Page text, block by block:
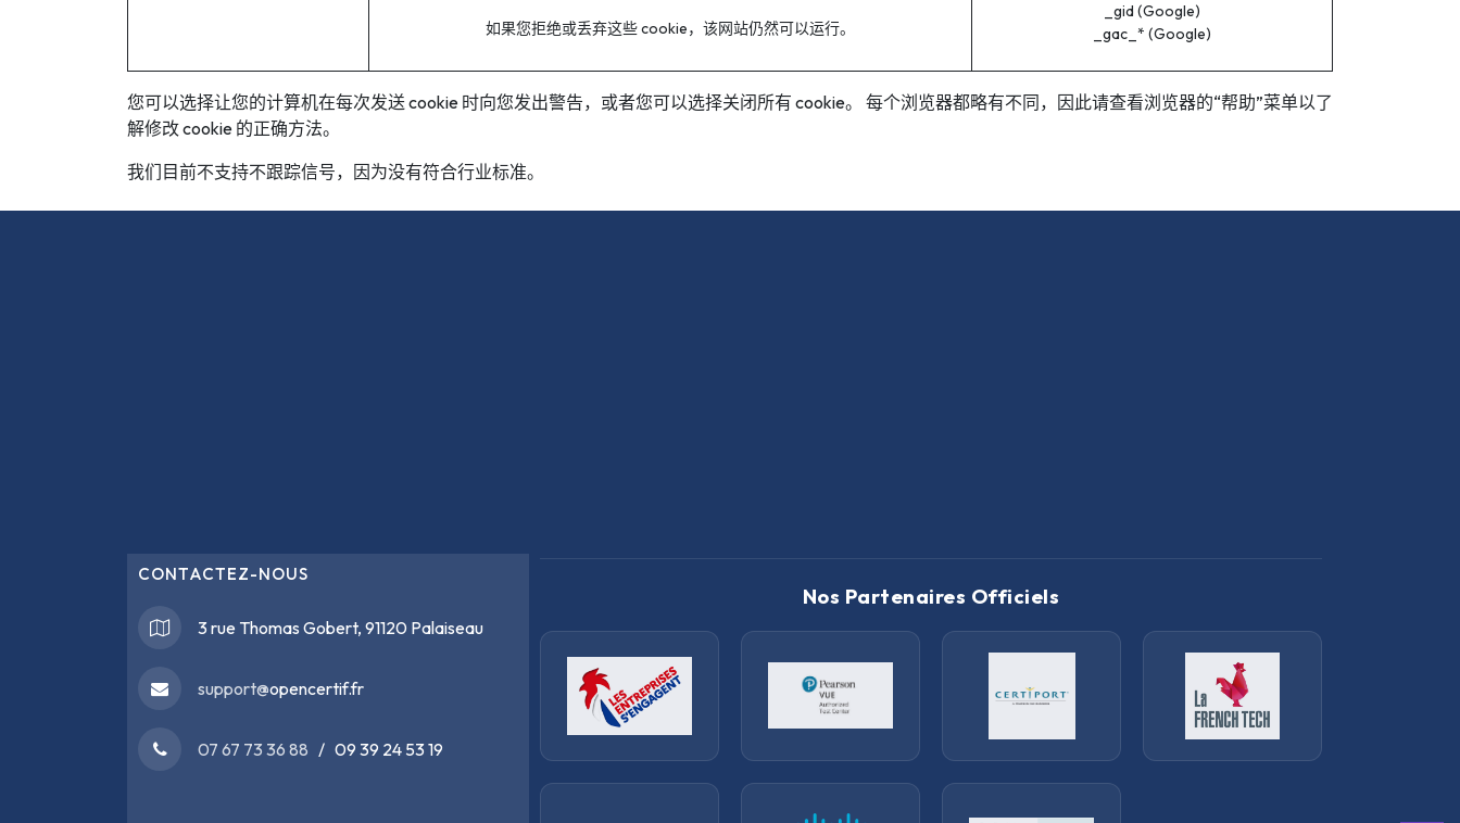
ccs
wordpress
如果您拒绝或丢弃这些 cookie，该网站仍然可以运行。
_gid (Google)
_gac_* (Google)
您可以选择让您的计算机在每次发送 cookie 时向您发出警告，或者您可以选择关闭所有 cookie。 每个浏览器都略有不同，因此请查看浏览器的“帮助”菜单以了
解修改 cookie 的正确方法。
我们目前不支持不跟踪信号，因为没有符合行业标准。
CONTACTEZ-NOUS
3 rue Thomas Gobert, 91120 Palaiseau
support@opencertif.fr
07 67 73 36 88 / 09 39 24 53 19
Nos Partenaires Officiels